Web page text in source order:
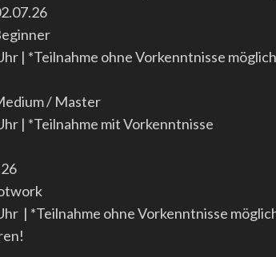
| *Teilnahme ohne Vorkenntnisse möglich
/ Master
| *Teilnahme mit Vorkenntnisse
| *Teilnahme ohne Vorkenntnisse